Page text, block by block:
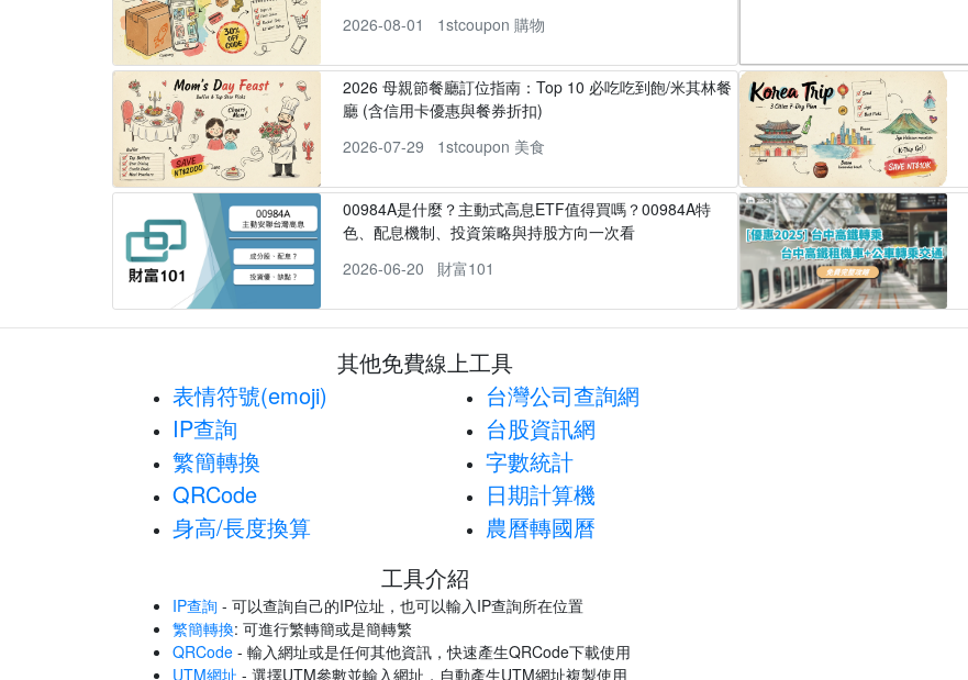
2026-08-01
1stcoupon 購物
2026 母親節餐廳訂位指南：Top 10 必吃吃到飽/米其林餐
廳 (含信用卡優惠與餐券折扣)
2026-07-29
1stcoupon 美食
00984A是什麼？主動式高息ETF值得買嗎？00984A特
色、配息機制、投資策略與持股方向一次看
2026-06-20
財富101
其他免費線上工具
表情符號(emoji)
IP查詢
繁簡轉換
QRCode
身高/長度換算
台灣公司查詢網
台股資訊網
字數統計
日期計算機
農曆轉國曆
工具介紹
IP查詢 - 可以查詢自己的IP位址，也可以輸入IP查詢所在位置
繁簡轉換: 可進行繁轉簡或是簡轉繁
QRCode - 輸入網址或是任何其他資訊，快速產生QRCode下載使用
UTM網址 - 選擇UTM參數並輸入網址，自動產生UTM網址複製使用